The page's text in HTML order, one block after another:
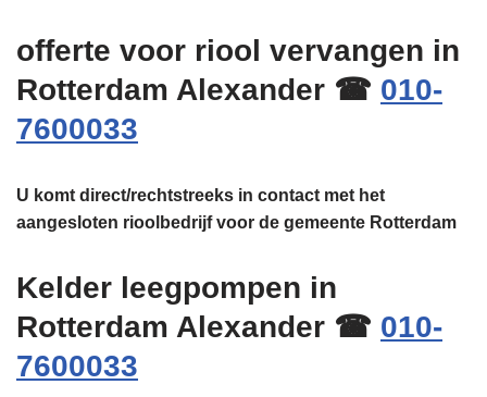
offerte voor riool vervangen in
Rotterdam Alexander ☎ 010-
7600033
U komt direct/rechtstreeks in contact met het
aangesloten rioolbedrijf voor de gemeente Rotterdam
Kelder leegpompen in
Rotterdam Alexander ☎ 010-
7600033